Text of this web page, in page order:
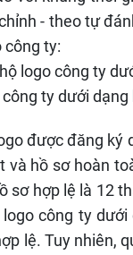
- theo tự
công ty:
logo công ty
ty dưới dạng
được đăng ký
và hồ sơ hoàn
sơ hợp lệ là 12
công ty
lệ. Tuy nhiên,